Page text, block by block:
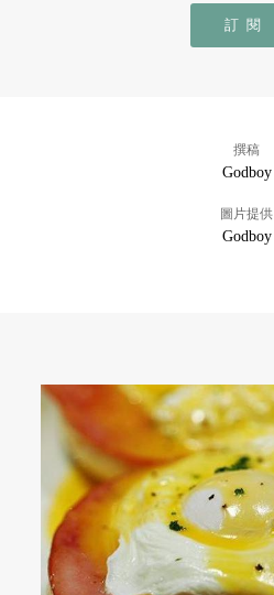
訂閱
撰稿
Godboy
圖片提供
Godboy